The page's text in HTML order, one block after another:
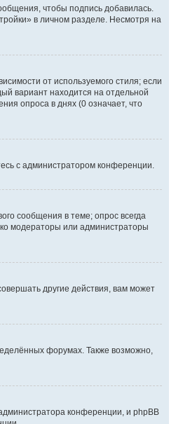
чтобы подпись добавилась.
в личном разделе. Несмотря на
от используемого стиля; если
вариант находится на отдельной
опроса в днях (0 означает, что
с администратором конференции.
сообщения в теме; опрос всегда
модераторы или администраторы
другие действия, вам может
форумах. Также возможно,
конференции, и phpBB